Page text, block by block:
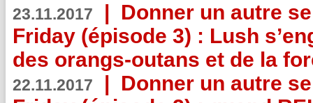
23.11.2017 | Donner un autre
Friday (épisode 3) : Lush
des orangs-outans et de la
22.11.2017 | Donner un autre